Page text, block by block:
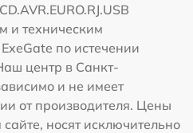
и техническим
по истечении
центр в Санкт-
и не имеет
от производителя. Цены
носят исключительно